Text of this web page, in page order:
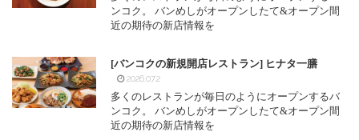
ンコク。 バンめしがオープンしたて&オープン間
近の期待の新店情報を
[バンコクの新規開店レストラン] ヒナタ一膳
2026.07.2
多くのレストランが毎日のようにオープンするバ
ンコク。 バンめしがオープンしたて&オープン間
近の期待の新店情報を